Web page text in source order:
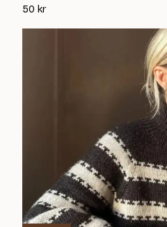
50 kr